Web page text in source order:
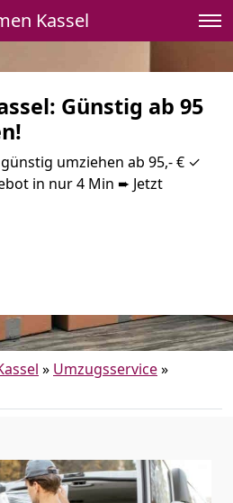
Kassel
Günstig ab 95
umziehen ab 95,- € ✓
in nur 4 Min ➨ Jetzt
» Umzugsservice»